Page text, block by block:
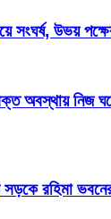
সংঘর্ষ, উভয়
অবস্থায় নিজ
সড়কে রহিমা